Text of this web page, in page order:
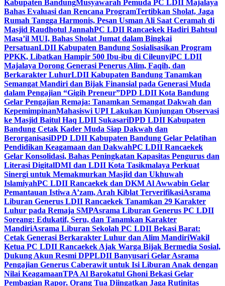
Kabupaten BandungMusyawarah Pemuda PC LDII Majalaya
Bahas Evaluasi dan Rencana ProgramTertibkan Sholat, Jaga
Rumah Tangga Harmonis, Pesan Usman Ali Saat Ceramah di
Masjid Raudhotul JannahPC LDII Rancaekek Hadiri Bahtsul
Masa’il MUI, Bahas Sholat Jumat dalam Bingkai
PersatuanLDII Kabupaten Bandung Sosialisasikan Program
PPKK, Libatkan Hampir 500 Ibu-ibu di CileunyiPC LDII
Majalaya Dorong Generasi Penerus Alim, Faqih, dan
Berkarakter LuhurLDII Kabupaten Bandung Tanamkan
Semangat Mandiri dan Bijak Finansial pada Generasi Muda
dalam Pengajian “Gigih Preneur”DPD LDII Kota Bandung
Gelar Pengajian Remaja: Tanamkan Semangat Dakwah dan
KepemimpinanMahasiswi UPI Lakukan Kunjungan Observasi
ke Masjid Baitul Haq LDII SukasariDPD LDII Kabupaten
Bandung Cetak Kader Muda Siap Dakwah dan
BerorganisasiDPD LDII Kabupaten Bandung Gelar Pelatihan
Pendidikan Keagamaan dan DakwahPC LDII Rancaekek
Gelar Konsolidasi, Bahas Peningkatan Kapasitas Pengurus dan
Literasi DigitalDMI dan LDII Kota Tasikmalaya Perkuat
Sinergi untuk Memakmurkan Masjid dan Ukhuwah
IslamiyahPC LDII Rancaekek dan DKM Al Awwabin Gelar
Pemantauan Istiwa A’zam, Arah Kiblat TerverifikasiAsrama
Liburan Generus LDII Rancaekek Tanamkan 29 Karakter
Luhur pada Remaja SMPAsrama Liburan Generus PC LDII
Soreang: Edukatif, Seru, dan Tanamkan Karakter
MandiriAsrama Liburan Sekolah PC LDII Bekasi Barat:
Cetak Generasi Berkarakter Luhur dan Alim MandiriWakil
Ketua PC LDII Rancaekek Ajak Warga Bijak Bermedia Sosial,
Dukung Akun Resmi DPPLDII Banyusari Gelar Asrama
Pengajian Generus Caberawit untuk Isi Liburan Anak dengan
Nilai KeagamaanTPA Al Barokatul Ghoni Bekasi Gelar
Pembagian Rapor, Orang Tua Diingatkan Jaga Rutinitas